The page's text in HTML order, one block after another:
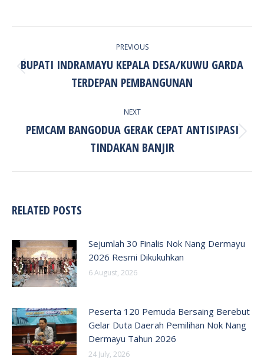
PREVIOUS
Previous
post:
BUPATI INDRAMAYU KEPALA DESA/KUWU GARDA
TERDEPAN PEMBANGUNAN
NEXT
Next
post:
PEMCAM BANGODUA GERAK CEPAT ANTISIPASI
TINDAKAN BANJIR
RELATED POSTS
Sejumlah 30 Finalis Nok Nang Dermayu
2026 Resmi Dikukuhkan
6 August, 2026
Peserta 120 Pemuda Bersaing Berebut
Gelar Duta Daerah Pemilihan Nok Nang
Dermayu Tahun 2026
24 July, 2026